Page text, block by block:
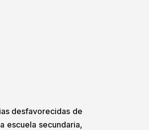
desfavorecidas de
escuela secundaria,